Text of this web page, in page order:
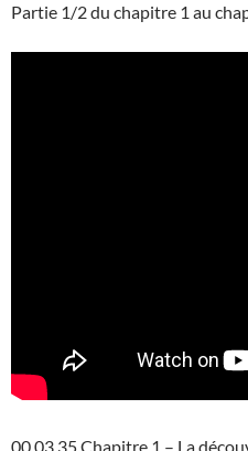
Partie 1/2 du chapitre 1 au
00.03.35 Chapitre 1 – La